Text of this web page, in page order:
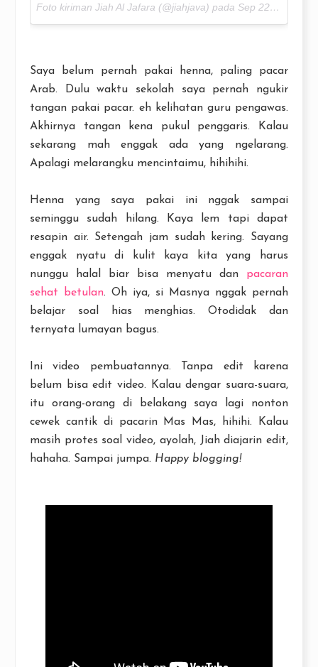
Foto kiriman Jiah Al Jafara (@jiahjava) pada Sep 22, 2016 pada 5:43 PDT
Saya belum pernah pakai henna, paling pacar
Arab. Dulu waktu sekolah saya pernah ngukir
tangan pakai pacar. eh kelihatan guru pengawas.
Akhirnya tangan kena pukul penggaris. Kalau
sekarang mah enggak ada yang ngelarang.
Apalagi melarangku mencintaimu, hihihihi.
Henna yang saya pakai ini nggak sampai
seminggu sudah hilang. Kaya lem tapi dapat
resapin air. Setengah jam sudah kering. Sayang
enggak nyatu di kulit kaya kita yang harus
nunggu halal biar bisa menyatu dan pacaran
sehat betulan. Oh iya, si Masnya nggak pernah
belajar soal hias menghias. Otodidak dan
ternyata lumayan bagus.
Ini video pembuatannya. Tanpa edit karena
belum bisa edit video. Kalau dengar suara-suara,
itu orang-orang di belakang saya lagi nonton
cewek cantik di pacarin Mas Mas, hihihi. Kalau
masih protes soal video, ayolah, Jiah diajarin edit,
hahaha. Sampai jumpa. Happy blogging!